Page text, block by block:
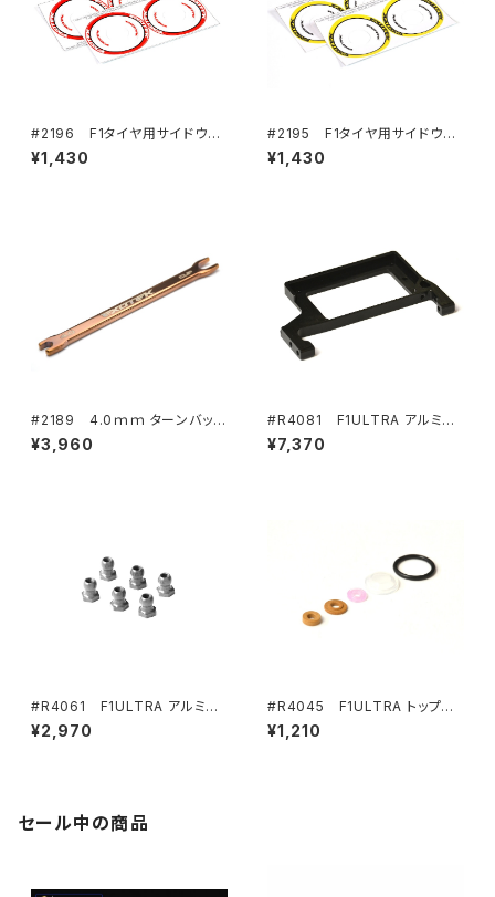
#2196 F1タイヤ用サイドウォ
ールステッカー レッド(4)
¥1,430
#2195 F1タイヤ用サイドウォ
ールステッカー イエロー(4)
¥1,430
#2189 4.0ｍｍ ターンバック
ルレンチ 4.75ｍｍカップポッパ
ー付属（スチール製 鏡面仕上）
¥3,960
#R4081 F1ULTRA アルミリ
アポッドプレート（R5取付不可）
¥7,370
#R4061 F1ULTRA アルミボ
ールナットv2 (6)
¥2,970
#R4045 F1ULTRA トップシ
ョックシール R4045 R4055 R
4052 R4053 R4121
¥1,210
セール中の商品